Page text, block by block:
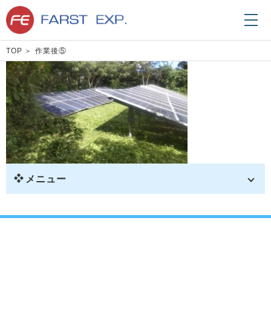
TOP 作業後⑤
メニュー